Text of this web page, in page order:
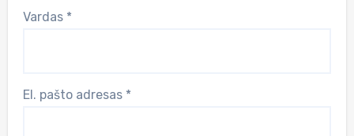
Vardas *
El. pašto adresas *